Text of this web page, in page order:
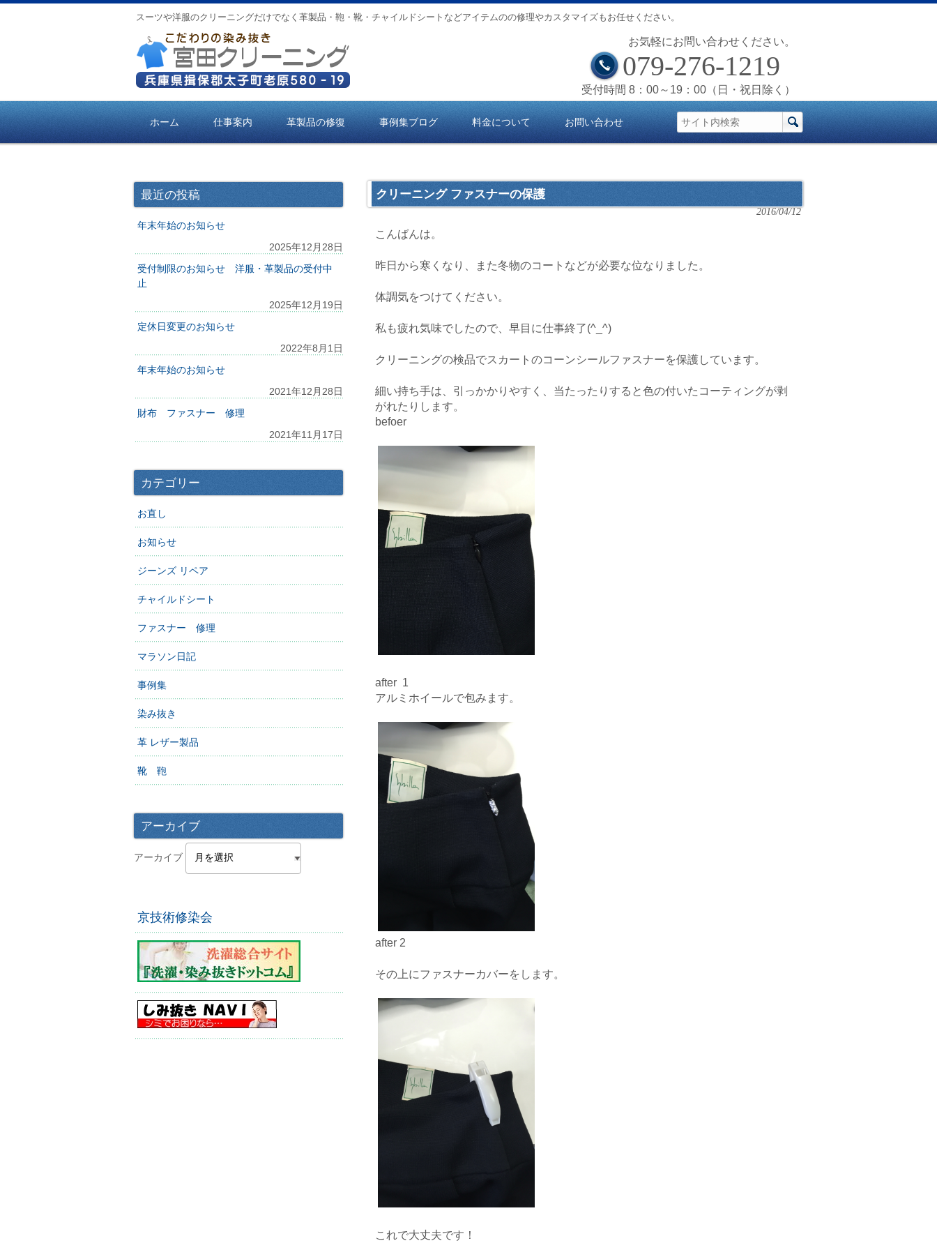
スーツや洋服のクリーニングだけでなく革製品・鞄・靴・チャイルドシートなどアイテムのの修理やカスタマイズもお任せください。
お気軽にお問い合わせください。
079-276-1219
受付時間 8：00～19：00（日・祝日除く）
ホーム 仕事案内 革製品の修復 事例集ブログ 料金について お問い合わせ
クリーニング ファスナーの保護
2016/04/12
こんばんは。
昨日から寒くなり、また冬物のコートなどが必要な位なりました。
体調気をつけてください。
私も疲れ気味でしたので、早目に仕事終了(^_^)
クリーニングの検品でスカートのコーンシールファスナーを保護しています。
細い持ち手は、引っかかりやすく、当たったりすると色の付いたコーティングが剥
がれたりします。
befoer
after 1
アルミホイールで包みます。
after 2
その上にファスナーカバーをします。
これで大丈夫です！
最近の投稿
年末年始のお知らせ
2025年12月28日
受付制限のお知らせ 洋服・革製品の受付中
止
2025年12月19日
定休日変更のお知らせ
2022年8月1日
年末年始のお知らせ
2021年12月28日
財布 ファスナー 修理
2021年11月17日
カテゴリー
お直し
お知らせ
ジーンズ リペア
チャイルドシート
ファスナー 修理
マラソン日記
事例集
染み抜き
革 レザー製品
靴 鞄
アーカイブ
アーカイブ
京技術修染会